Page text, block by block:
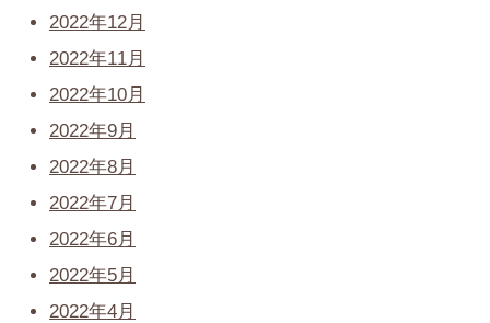
2022年12月
2022年11月
2022年10月
2022年9月
2022年8月
2022年7月
2022年6月
2022年5月
2022年4月